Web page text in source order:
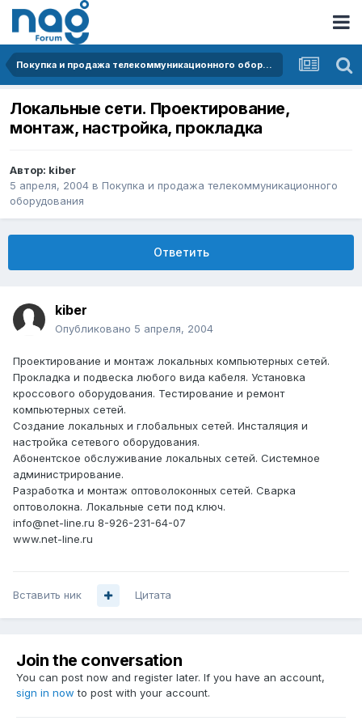
Покупка и продажа телекоммуникационного оборудования
Локальные сети. Проектирование,
монтаж, настройка, прокладка
Автор: kiber
5 апреля, 2004 в Покупка и продажа телекоммуникационного
оборудования
Ответить
kiber
Опубликовано 5 апреля, 2004
Проектирование и монтаж локальных компьютерных сетей.
Прокладка и подвеска любого вида кабеля. Установка
кроссового оборудования. Тестирование и ремонт
компьютерных сетей.
Создание локальных и глобальных сетей. Инсталяция и
настройка сетевого оборудования.
Абонентское обслуживание локальных сетей. Системное
администрирование.
Разработка и монтаж оптоволоконных сетей. Сварка
оптоволокна. Локальные сети под ключ.
info@net-line.ru 8-926-231-64-07
www.net-line.ru
Вставить ник Цитата
Join the conversation
You can post now and register later. If you have an account,
sign in now to post with your account.